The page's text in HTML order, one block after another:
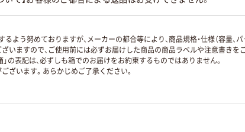
よう努めておりますが、メーカーの都合等により、商品規格・仕様（容量、
いますので、ご使用前には必ずお届けした商品の商品ラベルや注意書きを
」の表記は、必ずしも箱でのお届けをお約束するものではありません。
ざいます。あらかじめご了承ください。